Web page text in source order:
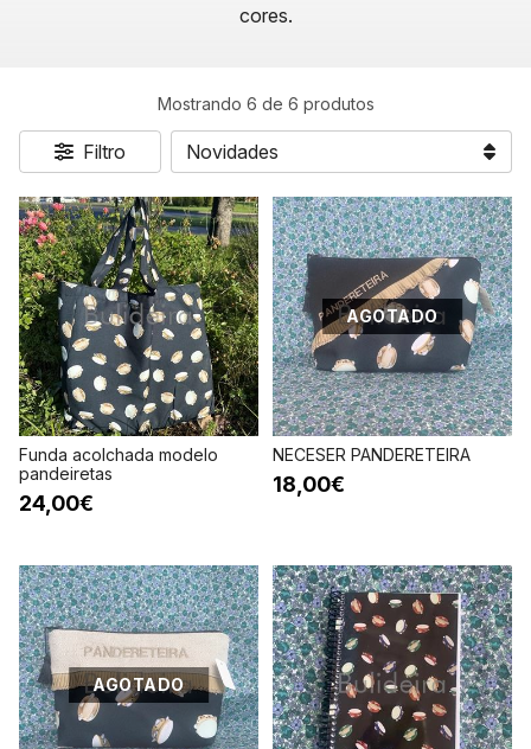
cores.
Mostrando 6 de 6 produtos
Filtro
Funda acolchada modelo
pandeiretas
24,00€
AGOTADO
NECESER PANDERETEIRA
18,00€
AGOTADO